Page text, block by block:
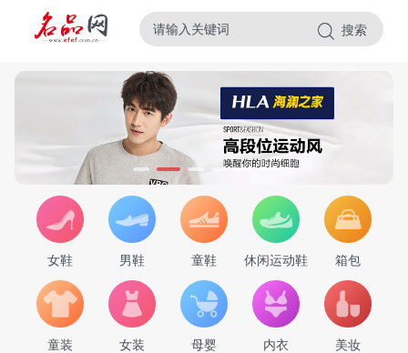
搜索
女鞋 男鞋 童鞋 休闲运动鞋 箱包
童装 女装 母婴 内衣 美妆